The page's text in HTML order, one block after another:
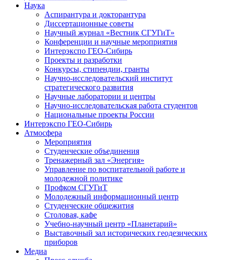
Наука
Аспирантура и докторантура
Диссертационные советы
Научный журнал «Вестник СГУГиТ»
Конференции и научные мероприятия
Интерэкспо ГЕО-Сибирь
Проекты и разработки
Конкурсы, стипендии, гранты
Научно-исследовательский институт
стратегического развития
Научные лаборатории и центры
Научно-исследовательская работа студентов
Национальные проекты России
Интерэкспо ГЕО-Сибирь
Атмосфера
Мероприятия
Студенческие объединения
Тренажерный зал «Энергия»
Управление по воспитательной работе и
молодежной политике
Профком СГУГиТ
Молодежный информационный центр
Студенческие общежития
Столовая, кафе
Учебно-научный центр «Планетарий»
Выставочный зал исторических геодезических
приборов
Медиа